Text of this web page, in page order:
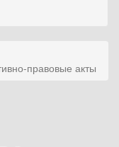
правовые акты